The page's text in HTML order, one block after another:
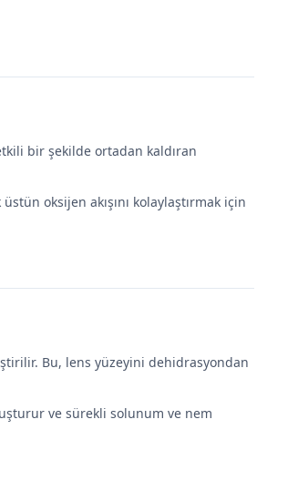
bir şekilde ortadan kaldıran
oksijen akışını kolaylaştırmak için
Bu, lens yüzeyini dehidrasyondan
ve sürekli solunum ve nem